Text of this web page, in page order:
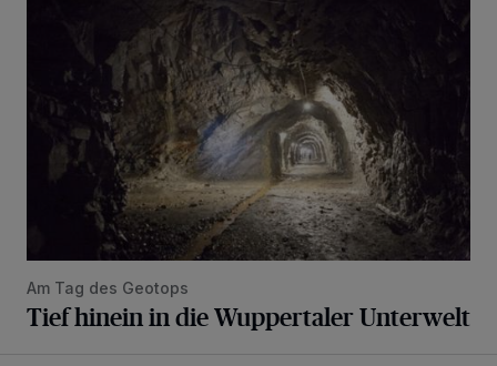
Am Tag des Geotops
Tief hinein in die Wuppertaler Unterwelt